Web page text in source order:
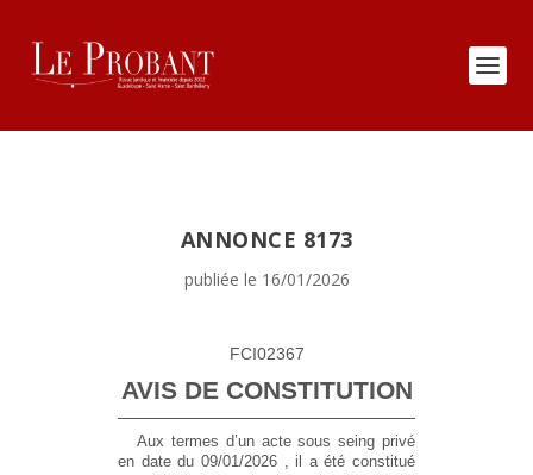
ANNONCE 8173
publiée le 16/01/2026
FCI02367
AVIS DE CONSTITUTION
Aux termes d’un acte sous seing privé
en date du 09/01/2026 , il a été constitué